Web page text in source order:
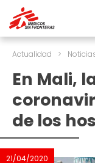
Actualidad >
En Mali,
de los
21/04/2020